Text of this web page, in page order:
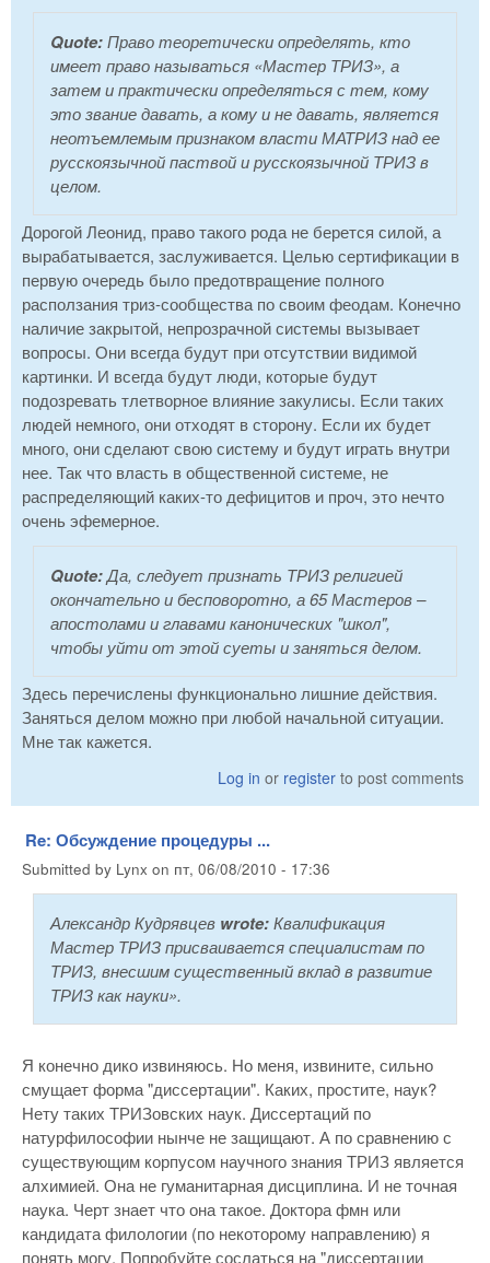
Quote:Право теоретически определять, кто
имеет право называться «Мастер ТРИЗ», а
затем и практически определяться с тем, кому
это звание давать, а кому и не давать, является
неотъемлемым признаком власти МАТРИЗ над ее
русскоязычной паствой и русскоязычной ТРИЗ в
целом.
Дорогой Леонид, право такого рода не берется силой, а
вырабатывается, заслуживается. Целью сертификации в
первую очередь было предотвращение полного
расползания триз-сообщества по своим феодам. Конечно
наличие закрытой, непрозрачной системы вызывает
вопросы. Они всегда будут при отсутствии видимой
картинки. И всегда будут люди, которые будут
подозревать тлетворное влияние закулисы. Если таких
людей немного, они отходят в сторону. Если их будет
много, они сделают свою систему и будут играть внутри
нее. Так что власть в общественной системе, не
распределяющий каких-то дефицитов и проч, это нечто
очень эфемерное.
Quote:Да, следует признать ТРИЗ религией
окончательно и бесповоротно, а 65 Мастеров –
апостолами и главами канонических "школ",
чтобы уйти от этой суеты и заняться делом.
Здесь перечислены функционально лишние действия.
Заняться делом можно при любой начальной ситуации.
Мне так кажется.
Log in or register to post comments
Re: Обсуждение процедуры ...
Submitted by Lynx on пт, 06/08/2010 - 17:36
Александр Кудрявцев wrote:Квалификация
Мастер ТРИЗ присваивается специалистам по
ТРИЗ, внесшим существенный вклад в развитие
ТРИЗ как науки».
Я конечно дико извиняюсь. Но меня, извините, сильно
смущает форма "диссертации". Каких, простите, наук?
Нету таких ТРИЗовских наук. Диссертаций по
натурфилософии нынче не защищают. А по сравнению с
существующим корпусом научного знания ТРИЗ является
алхимией. Она не гуманитарная дисциплина. И не точная
наука. Черт знает что она такое. Доктора фмн или
кандидата филологии (по некоторому направлению) я
понять могу. Попробуйте сослаться на "диссертации